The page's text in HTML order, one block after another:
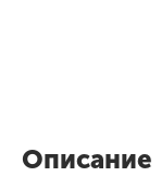
Описание